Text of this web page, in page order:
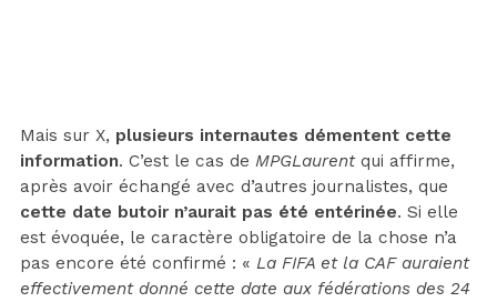
Mais sur X, plusieurs internautes démentent cette
information. C’est le cas de MPGLaurent qui affirme,
après avoir échangé avec d’autres journalistes, que
cette date butoir n’aurait pas été entérinée. Si elle
est évoquée, le caractère obligatoire de la chose n’a
pas encore été confirmé : « La FIFA et la CAF auraient
effectivement donné cette date aux fédérations des 24